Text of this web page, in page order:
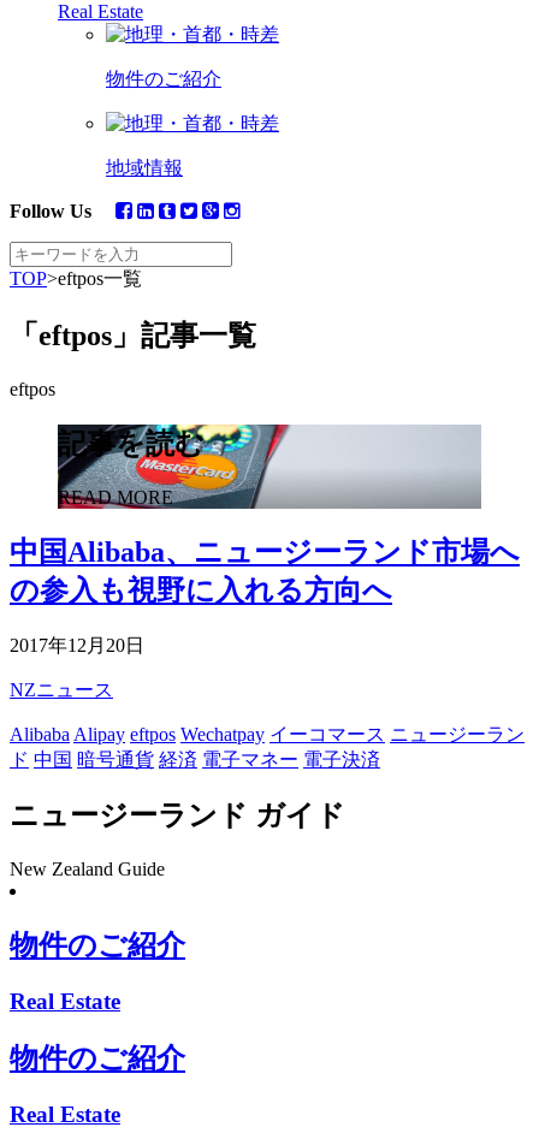
Real Estate
物件のご紹介
地域情報
Follow Us
TOP>eftpos一覧
「eftpos」記事一覧
eftpos
記事を読む
READ MORE
中国Alibaba、ニュージーランド市場へ
の参入も視野に入れる方向へ
2017年12月20日
NZニュース
Alibaba Alipay eftpos Wechatpay イーコマース ニュージーラン
ド 中国 暗号通貨 経済 電子マネー 電子決済
ニュージーランド ガイド
New Zealand Guide
物件のご紹介
Real Estate
物件のご紹介
Real Estate